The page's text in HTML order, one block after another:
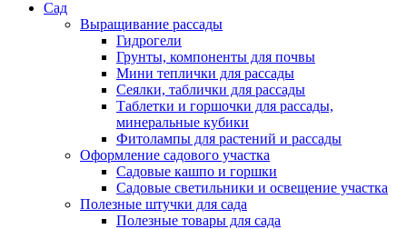
Сад
Выращивание рассады
Гидрогели
Грунты, компоненты для почвы
Мини теплички для рассады
Сеялки, таблички для рассады
Таблетки и горшочки для рассады,
минеральные кубики
Фитолампы для растений и рассады
Оформление садового участка
Садовые кашпо и горшки
Садовые светильники и освещение участка
Полезные штучки для сада
Полезные товары для сада